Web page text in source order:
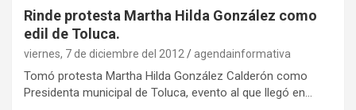
Rinde protesta Martha Hilda González como
edil de Toluca.
viernes, 7 de diciembre del 2012 agendainformativa
Tomó protesta Martha Hilda González Calderón como
Presidenta municipal de Toluca, evento al que llegó en…